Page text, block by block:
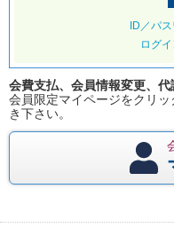
ID／パ
ログ
会費支払、会員情報変更、
会員限定マイページをクリ
き下さい。